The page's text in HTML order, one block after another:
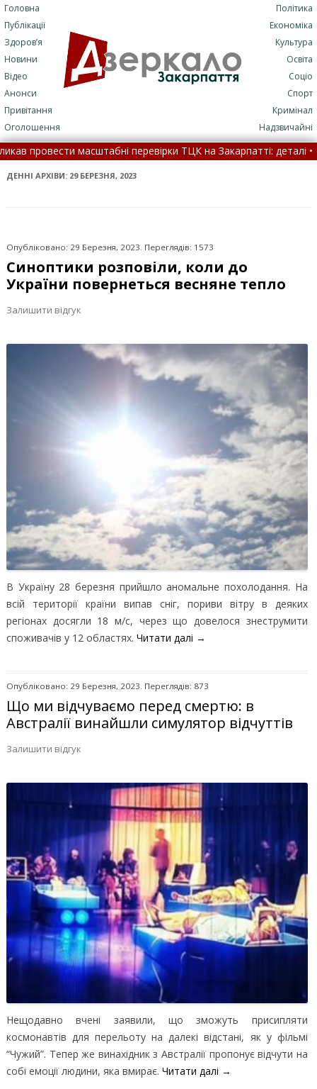
Головна
Публікації
Здоров’я
Новини
Відео
Анонси
Привітання
Оголошення
Політика
Економіка
Культура
Освіта
Соціо
Спорт
Кримінал
Надзвичайні
перевірки ТЦК на Закарпатті: деталі • Чи можуть
втрату серед закарпатських військових (ФОТО)•
ДЕННІ АРХІВИ: 29 БЕРЕЗНЯ, 2023
Опубліковано: 29 Березня, 2023. Переглядів: 1573
Синоптики розповіли, коли до
України повернеться весняне тепло
Залишити відгук
В Україну 28 березня прийшло аномальне похолодання. На
всій території країни випав сніг, пориви вітру в деяких
регіонах досягли 18 м/с, через що довелося знеструмити
споживачів у 12 областях. Читати далі →
Опубліковано: 29 Березня, 2023. Переглядів: 873
Що ми відчуваємо перед смертю: в
Австралії винайшли симулятор відчуттів
Залишити відгук
Нещодавно вчені заявили, що зможуть присипляти
космонавтів для перельоту на далекі відстані, як у фільмі
“Чужий”. Тепер же винахідник з Австралії пропонує відчути на
собі емоції людини, яка вмирає. Читати далі →